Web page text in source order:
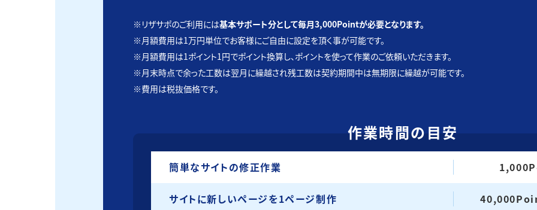
※リザサポのご利用には基本サポート分として毎月3,000Pointが必要となります。
※月額費用は1万円単位でお客様にご自由に設定を頂く事が可能です。
※月額費用は1ポイント1円でポイント換算し、ポイントを使って作業のご依頼いただきます。
※月末時点で余った工数は翌月に繰越され残工数は契約期間中は無期限に繰越が可能です。
※費用は税抜価格です。
作業時間の目安
簡単なサイトの修正作業
サイトに新しいページを1ページ制作